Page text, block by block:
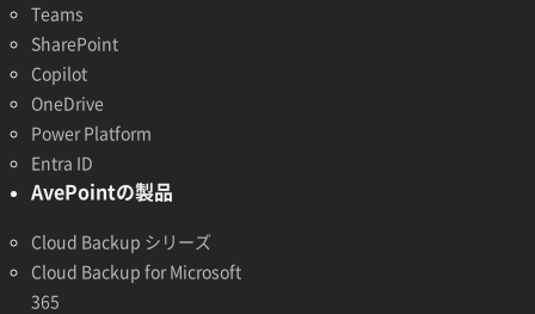
Teams
SharePoint
Copilot
OneDrive
Power Platform
Entra ID
AvePointの製品
Cloud Backup シリーズ
Cloud Backup for Microsoft
365